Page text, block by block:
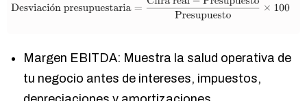
Margen EBITDA: Muestra la salud operativa de
tu negocio antes de intereses, impuestos,